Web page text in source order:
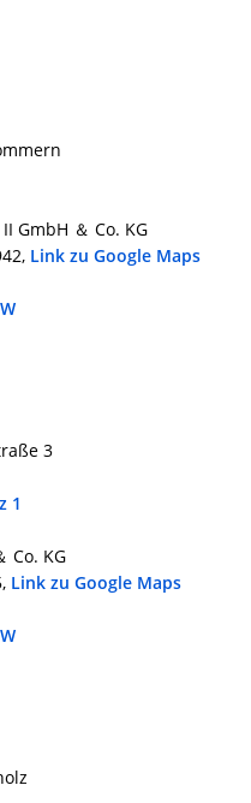
GmbH ＆ Co. KG
Link zu Google Maps
3
1
Co. KG
Link zu Google Maps